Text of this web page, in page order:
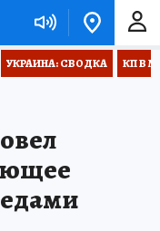
УКРАИНА: СВОДКА КП В